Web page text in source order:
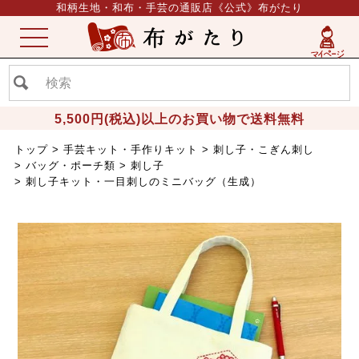
和柄生地・和布・手芸の通販店《公式》布がたり
5,500円(税込)以上のお買い物で送料無料
ME
NU
トップ 手芸キット・手作りキット
刺し子・こぎん刺し
バッグ・ポーチ類
刺し子
刺し子キット・一目刺しのミニバッグ（生成）